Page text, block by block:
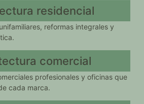
residencial
reformas integrales y
comercial
profesionales y oficinas que
cada marca.